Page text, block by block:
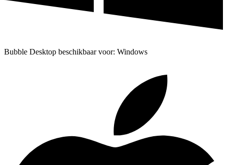
Bubble Desktop beschikbaar voor: Windows